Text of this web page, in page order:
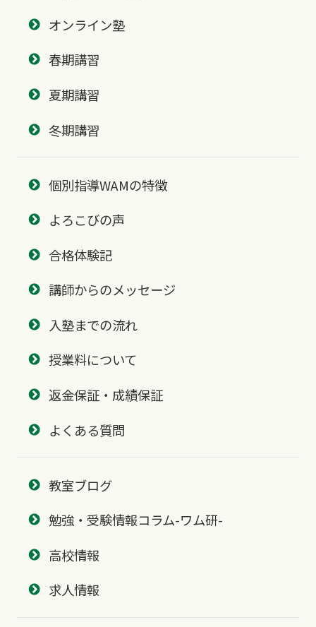
オンライン塾
春期講習
夏期講習
冬期講習
個別指導WAMの特徴
よろこびの声
合格体験記
講師からのメッセージ
入塾までの流れ
授業料について
返金保証・成績保証
よくある質問
教室ブログ
勉強・受験情報コラム-ワム研-
高校情報
求人情報